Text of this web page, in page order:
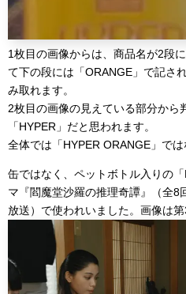
1枚目の画像からは、商品名が2段
て下の段には「ORANGE」で記さ
み取れます。
2枚目の画像の見えている部分から
「HYPER」だと思われます。
全体では「HYPER ORANGE」では
缶ではなく、ペットボトル入りの
マ『閻魔堂沙羅の推理奇譚』（全
放送）で使われいました。画像は第